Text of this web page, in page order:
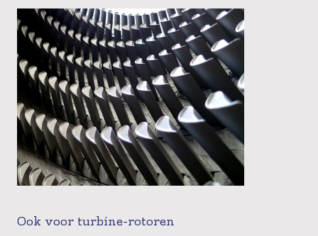
Ook voor turbine-rotoren